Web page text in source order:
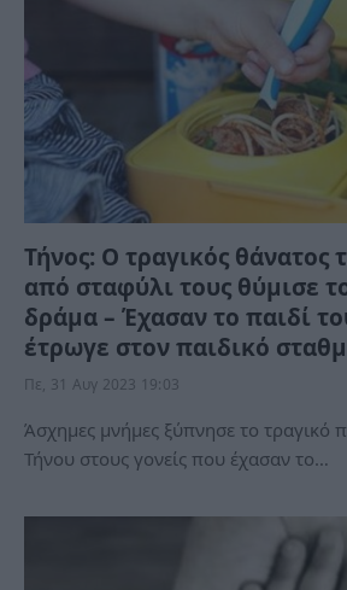
Τήνος: Ο τραγικός θάνατος
από σταφύλι τους θύμισε
δράμα – Έχασαν το παιδί
έτρωγε στον παιδικό
Πε, 31 Αυγ 2023 19:03
Άσχημες μνήμες ξύπνησε το τραγικό
Τήνου στους γονείς που έχασαν το…